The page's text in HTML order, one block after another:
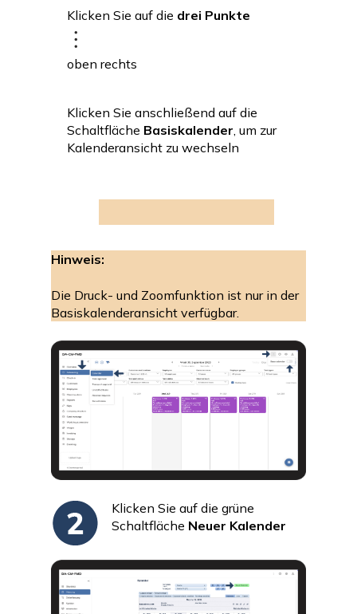
Klicken Sie auf die drei Punkte
oben rechts
Klicken Sie anschließend auf die
Schaltfläche Basiskalender , um zur
Kalenderansicht zu wechseln
Hinweis:
Die Druck- und Zoomfunktion ist nur in der
Basiskalenderansicht verfügbar.
Klicken Sie auf die grüne
Schaltfläche Neuer Kalender